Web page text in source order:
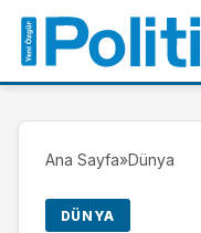
Ana Sayfa»Dünya
DÜNYA